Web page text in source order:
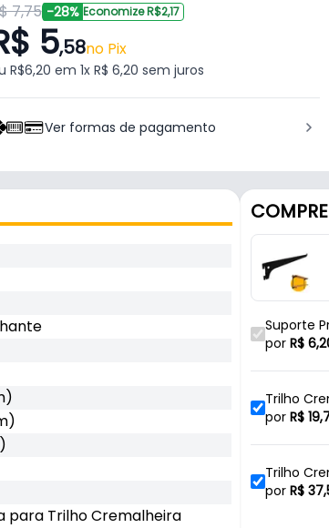
7,75 -28% Economize R$2,17
5,58no Pix
R$6,20 em 1x R$ 6,20 sem juros
Ver formas de pagamento
para Trilho Cremalheira
Suporte
por R$
Trilho
por R$
Trilho
por R$